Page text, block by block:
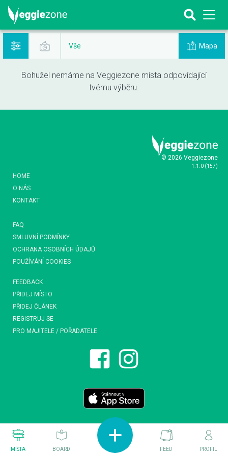
Vše Mapa
Bohužel nemáme na Veggiezone místa odpovídající
tvému výběru.
© 2026 Veggiezone
1.1.0 (157)
HOME
O NÁS
KONTAKT
FAQ
SMLUVNÍ PODMÍNKY
OCHRANA OSOBNÍCH ÚDAJŮ
POUŽÍVÁNÍ COOKIES
FEEDBACK
PŘIDEJ MÍSTO
PŘIDEJ ČLÁNEK
REGISTRUJ SE
PRO MAJITELE / POŘADATELE
MÍSTA BOARD FEED PROFIL